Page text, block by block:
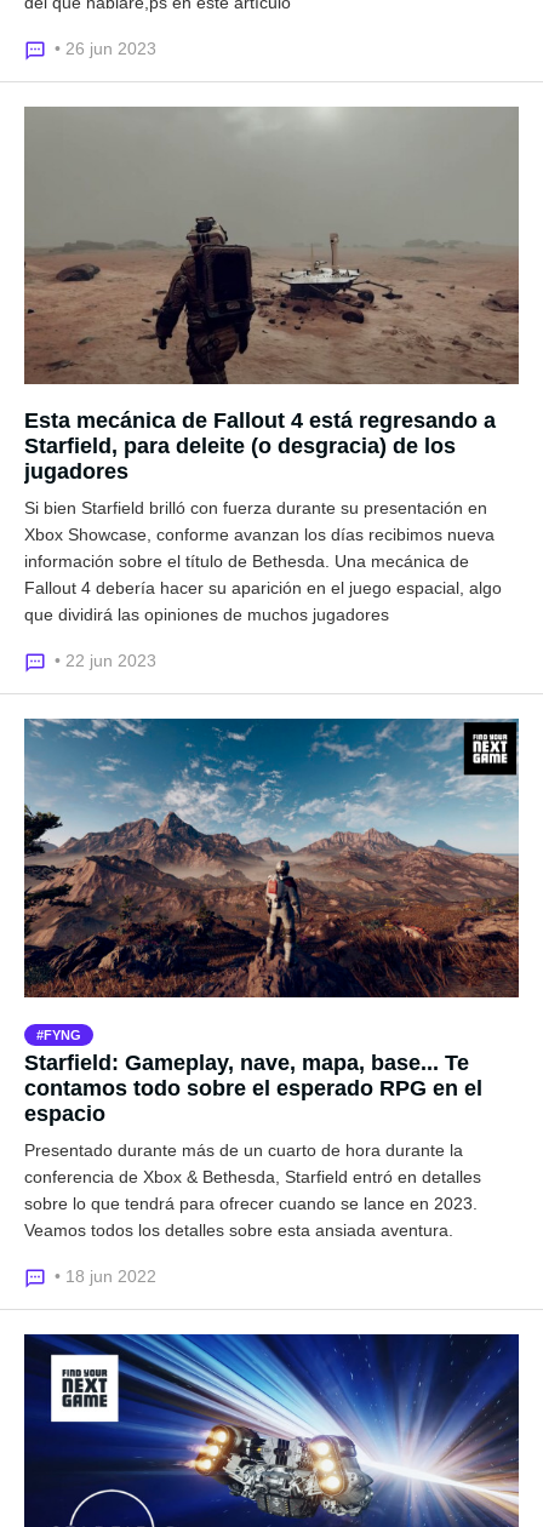
• 26 jun 2023
Esta mecánica de Fallout 4 está regresando a
Starfield, para deleite (o desgracia) de los
jugadores
Si bien Starfield brilló con fuerza durante su presentación en
Xbox Showcase, conforme avanzan los días recibimos nueva
información sobre el título de Bethesda. Una mecánica de
Fallout 4 debería hacer su aparición en el juego espacial, algo
que dividirá las opiniones de muchos jugadores
• 22 jun 2023
FYNG
Starfield: Gameplay, nave, mapa, base... Te
contamos todo sobre el esperado RPG en el
espacio
Presentado durante más de un cuarto de hora durante la
conferencia de Xbox & Bethesda, Starfield entró en detalles
sobre lo que tendrá para ofrecer cuando se lance en 2023.
Veamos todos los detalles sobre esta ansiada aventura.
• 18 jun 2022